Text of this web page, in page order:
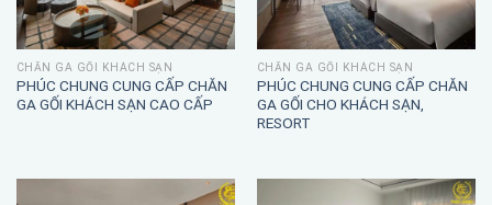
CHĂN GA GỐI KHÁCH SẠN
PHÚC CHUNG CUNG CẤP CHĂN
GA GỐI KHÁCH SẠN CAO CẤP
CHĂN GA GỐI KHÁCH SẠN
PHÚC CHUNG CUNG CẤP CHĂN
GA GỐI CHO KHÁCH SẠN,
RESORT